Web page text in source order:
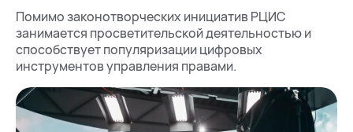
Помимо законотворческих инициатив РЦИС
занимается просветительской деятельностью и
способствует популяризации цифровых
инструментов управления правами.